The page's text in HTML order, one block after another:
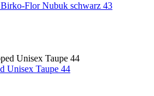
Flor Nubuk schwarz 43
Unisex Taupe 44